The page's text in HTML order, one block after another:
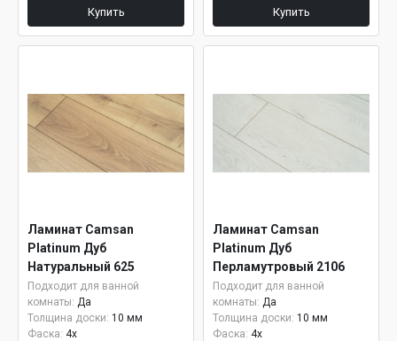
Купить Купить
Ламинат Camsan
Platinum Дуб
Натуральный 625
Подходит для ванной
комнаты: Да
Толщина доски: 10 мм
Фаска: 4x
Ламинат Camsan
Platinum Дуб
Перламутровый 2106
Подходит для ванной
комнаты: Да
Толщина доски: 10 мм
Фаска: 4x